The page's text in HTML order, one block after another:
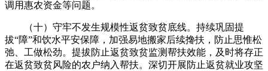
调用惠农资金等问题。
（十）守牢不发生规模性返贫致贫底线。持续巩固提
拔“障”和饮水平安保障，加强易地搬家后续搀扶，防止思惟松
弛、工做松劲。提拔防止返贫致贫监测帮扶效能，及时将存正
在返贫致贫风险的农户纳入帮扶。深切开展防止返贫就业攻坚